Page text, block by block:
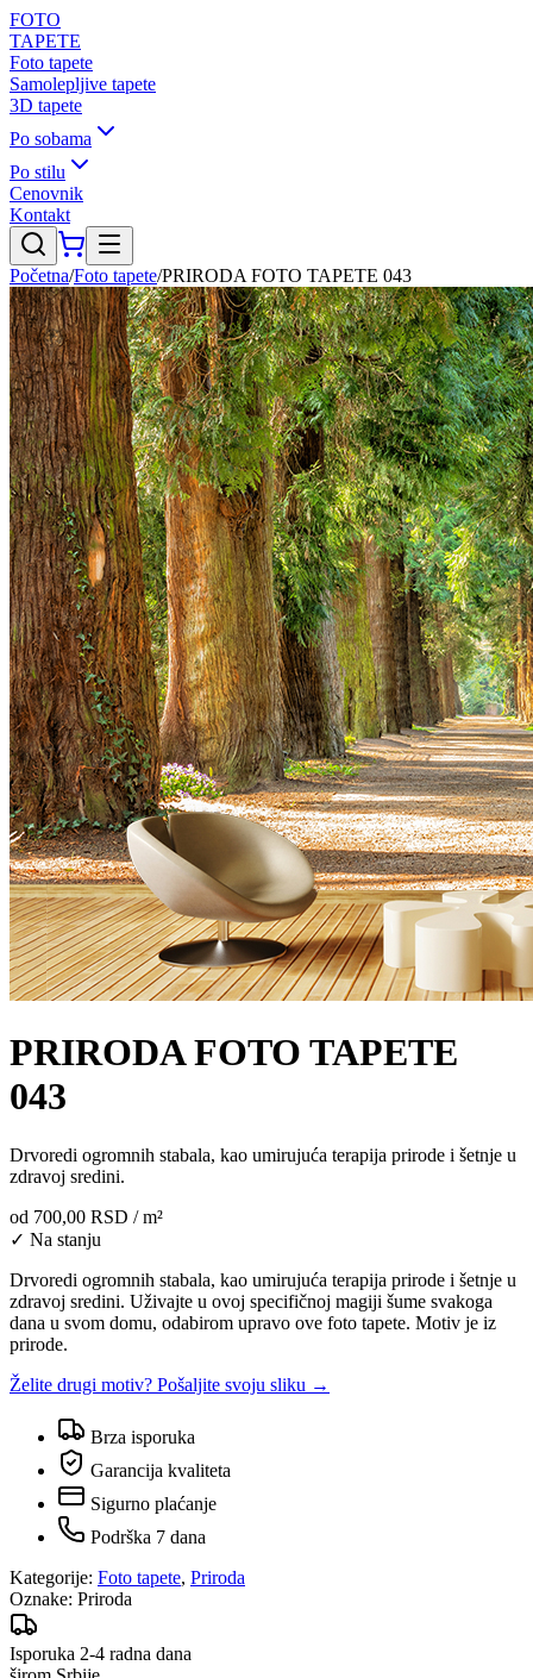
FOTO
TAPETE
Foto tapete
Samolepljive tapete
3D tapete
Po sobama
Po stilu
Cenovnik
Kontakt
Početna/Foto tapete/PRIRODA FOTO TAPETE 043
PRIRODA FOTO TAPETE
043
Drvoredi ogromnih stabala, kao umirujuća terapija prirode i šetnje u
zdravoj sredini.
od 700,00 RSD / m²
✓ Na stanju
Drvoredi ogromnih stabala, kao umirujuća terapija prirode i šetnje u
zdravoj sredini. Uživajte u ovoj specifičnoj magiji šume svakoga
dana u svom domu, odabirom upravo ove foto tapete. Motiv je iz
prirode.
Želite drugi motiv? Pošaljite svoju sliku →
Brza isporuka
Garancija kvaliteta
Sigurno plaćanje
Podrška 7 dana
Kategorije: Foto tapete, Priroda
Oznake: Priroda
Isporuka 2-4 radna dana